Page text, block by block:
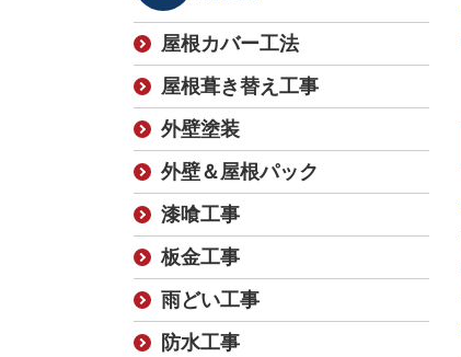
屋根カバー工法
屋根葺き替え工事
外壁塗装
外壁＆屋根パック
漆喰工事
板金工事
雨どい工事
防水工事